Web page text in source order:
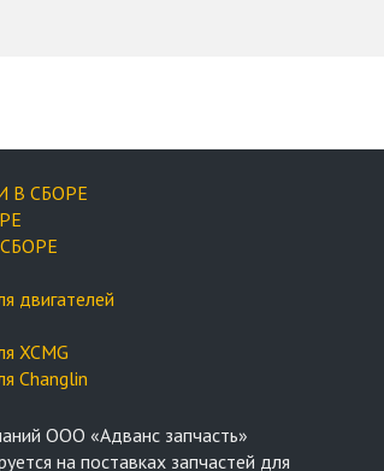
В СБОРЕ
двигателей
XCMG
Changlin
OOO «Адванс запчасть»
на поставках запчастей для